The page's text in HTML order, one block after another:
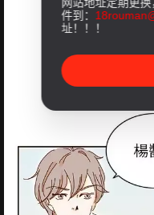
件到：
址！！！